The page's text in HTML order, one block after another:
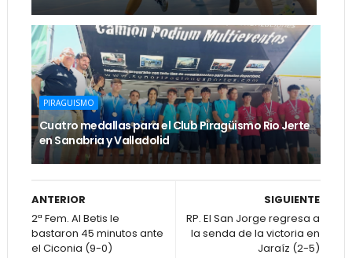
PIRAGUISMO
Cuatro medallas para el Club Piragüismo Rio Jerte
en Sanabria y Valladolid
SIGUIENTE
RP. El San Jorge regresa a
la senda de la victoria en
Jaraíz (2-5)
ANTERIOR
2ª Fem. Al Betis le
bastaron 45 minutos ante
el Ciconia (9-0)